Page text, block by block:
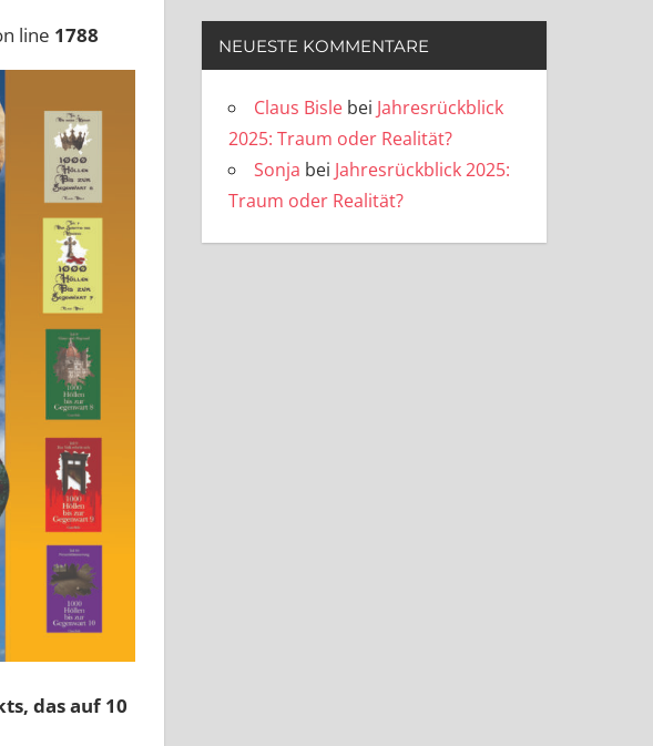
line 1788
das auf 10
NEUESTE KOMMENTARE
Claus Bislebei Jahresrückblick
2025: Traum oder Realität?
Sonja bei Jahresrückblick 2025:
Traum oder Realität?